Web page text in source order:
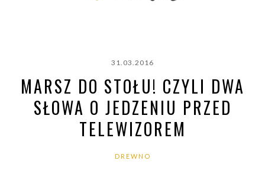
31.03.2016
MARSZ DO STOŁU! CZYLI DWA
SŁOWA O JEDZENIU PRZED
TELEWIZOREM
DREWNO